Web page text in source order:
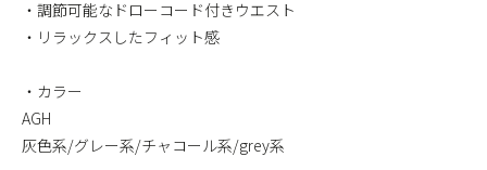
・調節可能なドローコード付きウエスト
・リラックスしたフィット感
・カラー
AGH
灰色系/グレー系/チャコール系/grey系